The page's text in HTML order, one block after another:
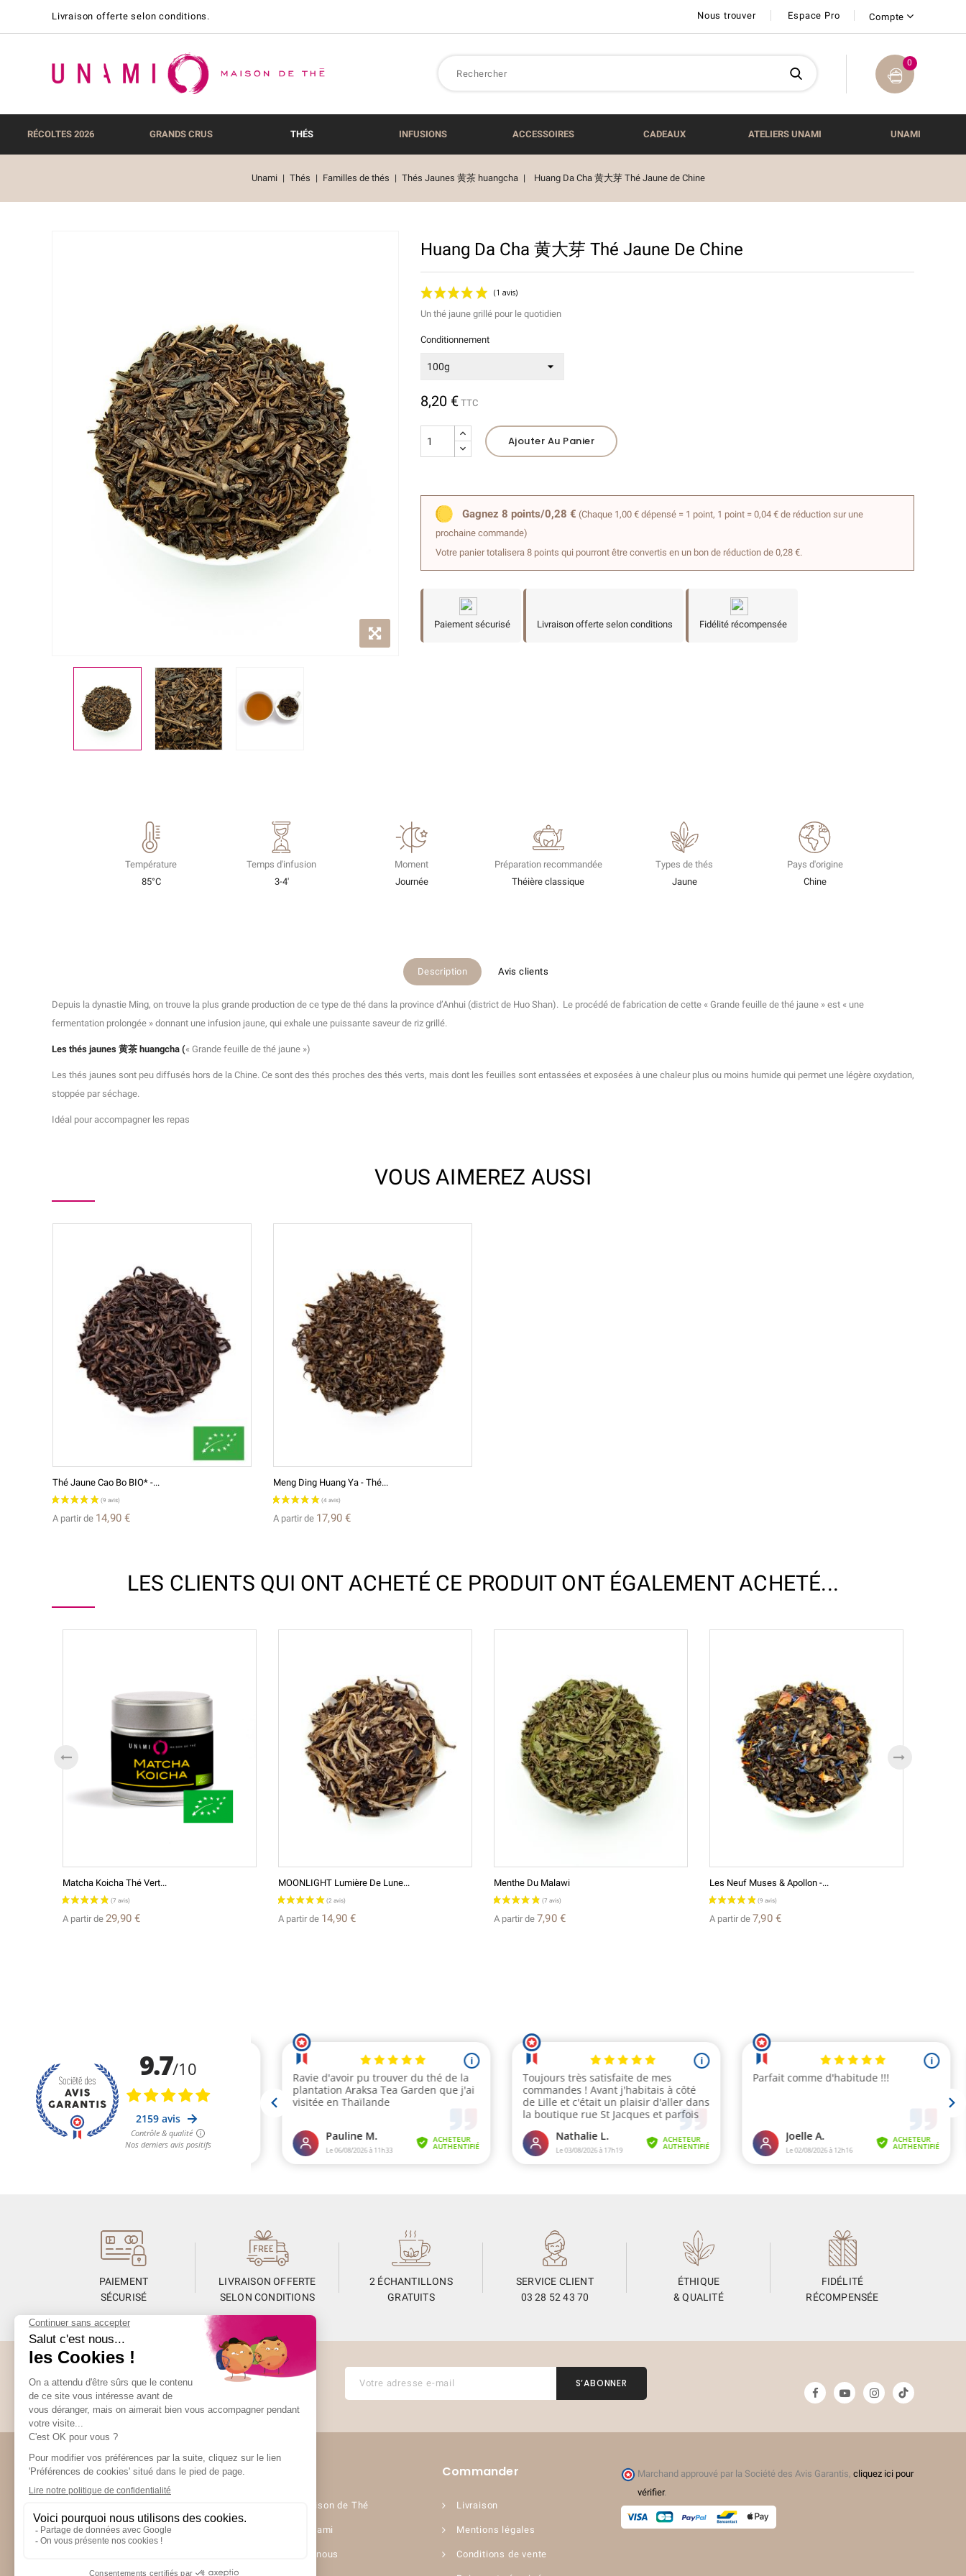
Livraison offerte selon conditions. Nous trouver Espace Pro Compte
0
RÉCOLTES 2026 GRANDS CRUS THÉS INFUSIONS ACCESSOIRES CADEAUX ATELIERS UNAMI UNAMI
Unami Thés Familles de thés Thés Jaunes 黄茶 huangcha Huang Da Cha 黄大芽 Thé Jaune de Chine
Huang Da Cha 黄大芽 Thé Jaune De Chine
Un thé jaune grillé pour le quotidien
Conditionnement
8,20 € TTC
Ajouter Au Panier
Gagnez 8 points/0,28 € (Chaque 1,00 € dépensé = 1 point, 1 point = 0,04 € de réduction sur une
prochaine commande)
Votre panier totalisera 8 points qui pourront être convertis en un bon de réduction de 0,28 €.
Paiement sécurisé Livraison offerte selon conditions Fidélité récompensée
Température
85°C
Temps d'infusion
3-4'
Moment
Journée
Préparation recommandée
Théière classique
Types de thés
Jaune
Pays d'origine
Chine
Description Avis clients
Depuis la dynastie Ming, on trouve la plus grande production de ce type de thé dans la province d’Anhui (district de Huo Shan). Le procédé de fabrication de cette « Grande feuille de thé jaune » est « une
fermentation prolongée » donnant une infusion jaune, qui exhale une puissante saveur de riz grillé.
Les thés jaunes 黄茶 huangcha (« Grande feuille de thé jaune »)
Les thés jaunes sont peu diffusés hors de la Chine. Ce sont des thés proches des thés verts, mais dont les feuilles sont entassées et exposées à une chaleur plus ou moins humide qui permet une légère oxydation,
stoppée par séchage.
Idéal pour accompagner les repas
VOUS AIMEREZ AUSSI
Thé Jaune Cao Bo BIO* -...
(9 avis)
A partir de 14,90 €
Meng Ding Huang Ya - Thé...
A partir de 17,90 €
LES CLIENTS QUI ONT ACHETÉ CE PRODUIT ONT ÉGALEMENT ACHETÉ...
Matcha Koicha Thé Vert...
A partir de 29,90 €
MOONLIGHT Lumière De Lune...
A partir de 14,90 €
Menthe Du Malawi
A partir de 7,90 €
Les Neuf Muses & Apollon -...
A partir de 7,90 €
PAIEMENT
SÉCURISÉ
LIVRAISON OFFERTE
SELON CONDITIONS
2 ÉCHANTILLONS
GRATUITS
SERVICE CLIENT
03 28 52 43 70
ÉTHIQUE
& QUALITÉ
FIDÉLITÉ
RÉCOMPENSÉE
Abonnez-vous à la Newsletter
Restez informés de toute l’actualité Unami
UNAMI Maison de Thé
Ateliers Unami
Contactez-nous
Commander
Livraison
Mentions légales
Conditions de vente
Marchand approuvé par la Société des Avis Garantis, cliquez ici pour
vérifier.